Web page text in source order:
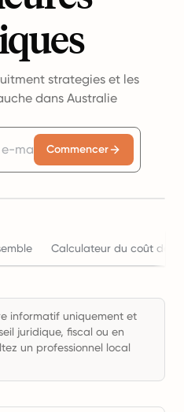
strategies et les
dans Australie
Commencer
Calculateur du coût de
informatif uniquement et
juridique, fiscal ou en
un professionnel local